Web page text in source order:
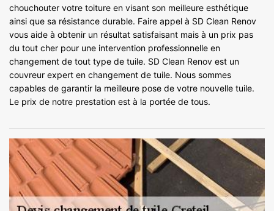
chouchouter votre toiture en visant son meilleure esthétique
ainsi que sa résistance durable. Faire appel à SD Clean Renov
vous aide à obtenir un résultat satisfaisant mais à un prix pas
du tout cher pour une intervention professionnelle en
changement de tout type de tuile. SD Clean Renov est un
couvreur expert en changement de tuile. Nous sommes
capables de garantir la meilleure pose de votre nouvelle tuile.
Le prix de notre prestation est à la portée de tous.